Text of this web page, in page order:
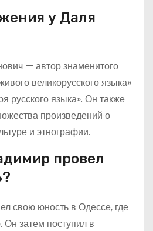
у Даля
— автор знаменитого
великорусского языка»
русского языка». Он также
произведений о
и этнографии.
провел
свою юность в Одессе, где
Он затем поступил в